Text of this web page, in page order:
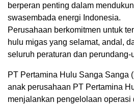
berperan penting dalam
swasembada energi Indonesia.
Perusahaan berkomitmen untuk
hulu migas yang selamat, andal,
seluruh peraturan dan
PT Pertamina Hulu Sanga Sanga
anak perusahaan PT Pertamina
menjalankan pengelolaan